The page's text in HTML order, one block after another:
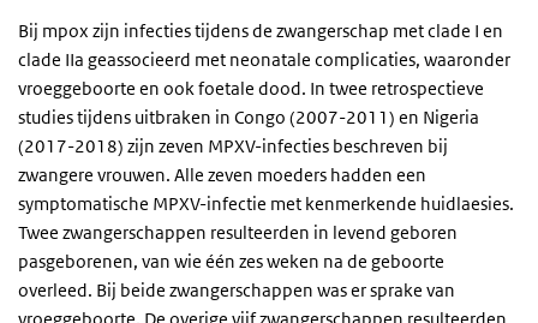
Bij mpox zijn infecties tijdens de zwangerschap met clade I en
clade IIa geassocieerd met neonatale complicaties, waaronder
vroeggeboorte en ook foetale dood. In twee retrospectieve
studies tijdens uitbraken in Congo (2007-2011) en Nigeria
(2017-2018) zijn zeven MPXV-infecties beschreven bij
zwangere vrouwen. Alle zeven moeders hadden een
symptomatische MPXV-infectie met kenmerkende huidlaesies.
Twee zwangerschappen resulteerden in levend geboren
pasgeborenen, van wie één zes weken na de geboorte
overleed. Bij beide zwangerschappen was er sprake van